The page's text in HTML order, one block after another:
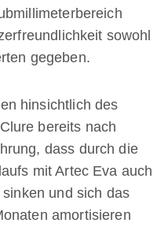
sowohl
gegeben.
hinsichtlich des
bereits nach
dass durch die
mit Artec Eva auch
und sich das
amortisieren